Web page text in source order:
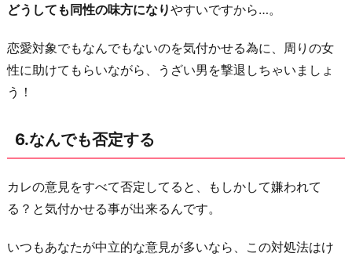
どうしても同性の味方になりやすいですから…。
恋愛対象でもなんでもないのを気付かせる為に、周りの女
性に助けてもらいながら、うざい男を撃退しちゃいましょ
う！
6.なんでも否定する
カレの意見をすべて否定してると、もしかして嫌われて
る？と気付かせる事が出来るんです。
いつもあなたが中立的な意見が多いなら、この対処法はけ